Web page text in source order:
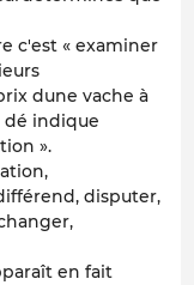
c'est « examiner
dune vache à
dé indique
».
disputer,
en fait